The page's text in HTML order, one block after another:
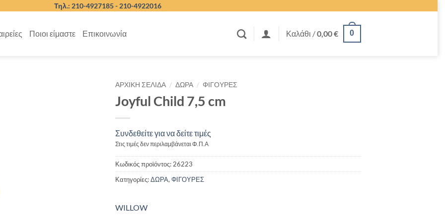
Τηλ.: 210-4927185 - 210-4922016
Ποιοι είμαστε Επικοινωνία Καλάθι /0,00€ 0
ΑΡΧΙΚΉ ΣΕΛΊΔΑ / ΔΩΡΑ / ΦΙΓΟΥΡΕΣ
Joyful Child 7,5 cm
Συνδεθείτε για να δείτε τιμές
Στις τιμές δεν περιλαμβάνεται Φ.Π.Α
Κωδικός προϊόντος:26223
Κατηγορίες:ΔΩΡΑ,ΦΙΓΟΥΡΕΣ
WILLOW